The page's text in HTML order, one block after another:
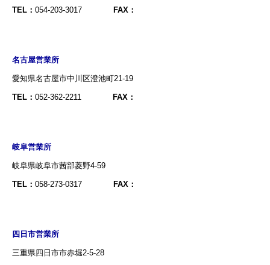
TEL： 054-203-3017 FAX：
名古屋営業所
愛知県名古屋市中川区澄池町21-19
TEL： 052-362-2211 FAX：
岐阜営業所
岐阜県岐阜市茜部菱野4-59
TEL： 058-273-0317 FAX：
四日市営業所
三重県四日市市赤堀2-5-28